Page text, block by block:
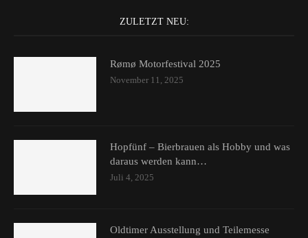
ZULETZT NEU:
Rømø Motorfestival 2025
November 11, 2025
Hopfünf – Bierbrauen als Hobby und was
daraus werden kann…
Juli 4, 2025
Oldtimer Ausstellung und Teilemesse